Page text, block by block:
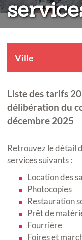
Ville
Liste des tarifs
délibération du
décembre 2025
Retrouvez le détail
services suivants :
Location des
Photocopies
Restauration
Prêt de
Fourrière
Foires et